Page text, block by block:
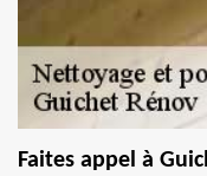
Faites appel à